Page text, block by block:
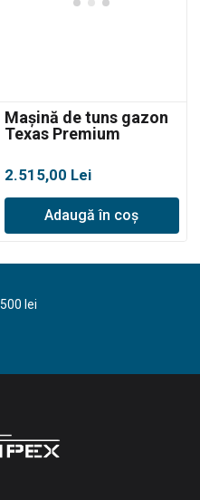
Mașină de tuns gazon
Texas Premium
autopropulsată
2.515,00 Lei
Adaugă în coș
lei